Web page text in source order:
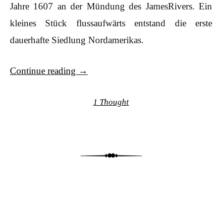
Jahre 1607 an der Mündung des JamesRivers. Ein
kleines Stück flussaufwärts entstand die erste
dauerhafte Siedlung Nordamerikas.
Continue reading →
1 Thought